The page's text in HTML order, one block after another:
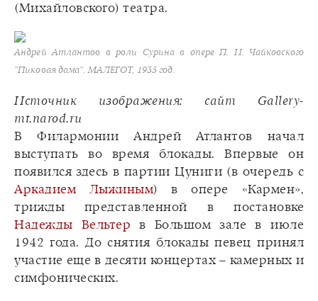
(Михайловского) театра.
Андрей Атлантов в роли Сурина в опере П. И. Чайковского
"Пиковая дама". МАЛЕГОТ, 1935 год.
Источник изображения: сайт Gallery-
mt.narod.ru
В Филармонии Андрей Атлантов начал
выступать во время блокады. Впервые он
появился здесь в партии Цуниги (в очередь с
Аркадием Лыжиным) в опере «Кармен»,
трижды представленной в постановке
Надежды Вельтер в Большом зале в июле
1942 года. До снятия блокады певец принял
участие еще в десяти концертах – камерных и
симфонических.